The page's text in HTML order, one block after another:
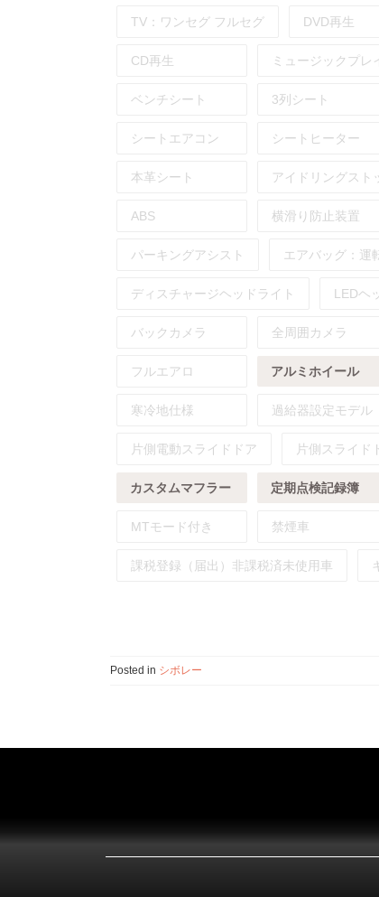
TV： ワンセグ フルセグ DVD再生
CD再生 ミュージックプレ
ベンチシート 3列シート
シートエアコン シートヒーター
本革シート アイドリングスト
ABS 横滑り防止装置
パーキングアシスト エアバッグ： 運
ディスチャージヘッドライト LEDヘ
バックカメラ 全周囲カメラ
フルエアロ アルミホイール
寒冷地仕様 過給器設定モデル
片側電動スライドドア 片側スライド
カスタムマフラー 定期点検記録簿
MTモード付き 禁煙車
課税登録（届出）非課税済未使用車
Posted in シボレー